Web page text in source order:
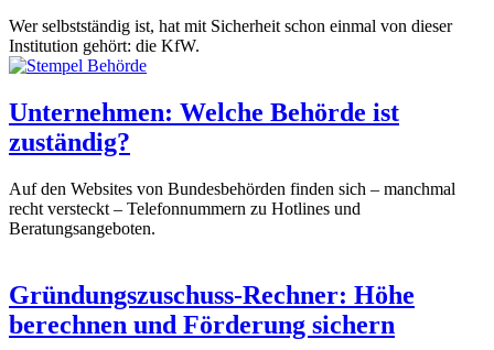
Wer selbstständig ist, hat mit Sicherheit schon einmal von dieser
Institution gehört: die KfW.
Unternehmen: Welche Behörde ist
zuständig?
Auf den Websites von Bundesbehörden finden sich – manchmal
recht versteckt – Telefonnummern zu Hotlines und
Beratungsangeboten.
Gründungszuschuss-Rechner: Höhe
berechnen und Förderung sichern